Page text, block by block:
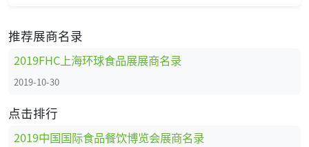
推荐展商名录
2019FHC上海环球食品展展商名录
2019-10-30
点击排行
2019中国国际食品餐饮博览会展商名录